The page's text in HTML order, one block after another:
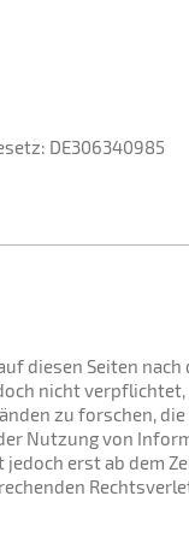
DE306340985
diesen Seiten
nicht
zu forschen,
Nutzung von
erst ab dem